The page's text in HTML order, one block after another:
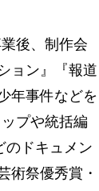
後、制作会
ョン』『報道
年事件などを
プや統括編
のドキュメン
術祭優秀賞・